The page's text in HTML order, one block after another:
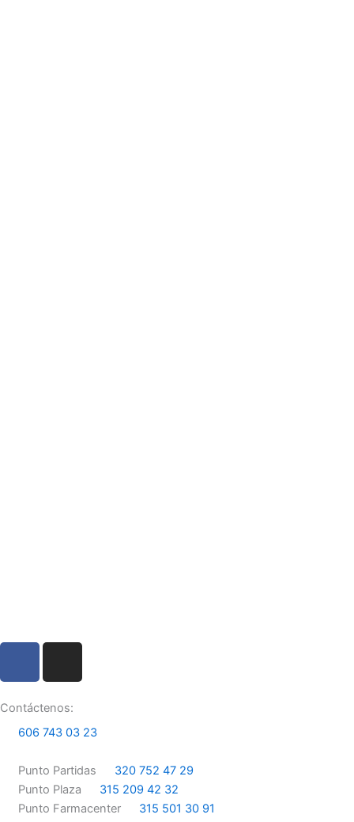
e
b
o
k
t
a
r
a
m
Contáctenos:
606 743 03 23
Punto Partidas
320 752 47 29
Punto Plaza
315 209 42 32
Punto Farmacenter
315 501 30 91